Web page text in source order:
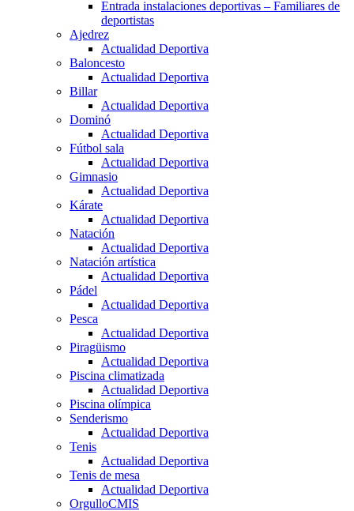
Entrada instalaciones deportivas – Familiares de
deportistas
Ajedrez
Actualidad Deportiva
Baloncesto
Actualidad Deportiva
Billar
Actualidad Deportiva
Dominó
Actualidad Deportiva
Fútbol sala
Actualidad Deportiva
Gimnasio
Actualidad Deportiva
Kárate
Actualidad Deportiva
Natación
Actualidad Deportiva
Natación artística
Actualidad Deportiva
Pádel
Actualidad Deportiva
Pesca
Actualidad Deportiva
Piragüismo
Actualidad Deportiva
Piscina climatizada
Actualidad Deportiva
Piscina olímpica
Senderismo
Actualidad Deportiva
Tenis
Actualidad Deportiva
Tenis de mesa
Actualidad Deportiva
OrgulloCMIS